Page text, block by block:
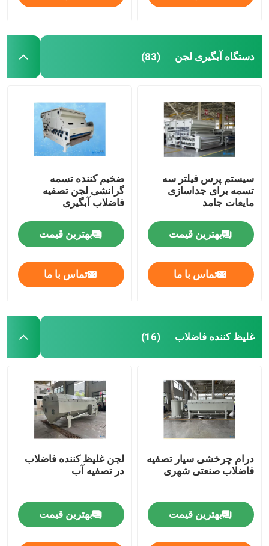
دستگاه آبگیری لجن (83)
سیستم پرس فیلتر سه
تسمه برای جداسازی
مایعات جامد
بهترین قیمت
تماس با ما
ضخیم کننده تسمه
گرانشی لجن تصفیه
فاضلاب آبگیری
بهترین قیمت
تماس با ما
غلیظ کننده فاضلاب (16)
درام چرخشی سیار تصفیه
فاضلاب صنعتی شهری
بهترین قیمت
لجن غلیظ کننده فاضلاب
در تصفیه آب
بهترین قیمت